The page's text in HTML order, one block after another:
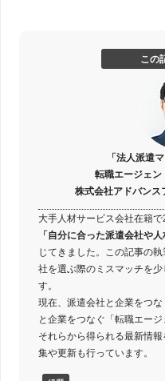
この
「法人派遣
転職エージェン
株式会社アドバンス
大手人材サービス会社在籍
「自分に合った派遣会社や
じてきました。この記事の
社を選ぶ際のミスマッチを
す。
現在、派遣会社と企業をつ
と企業をつなぐ「転職エー
それらから得られる最新情
集や更新も行っています。